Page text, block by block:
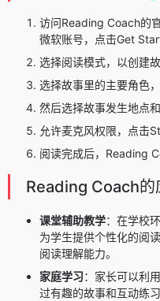
访问Reading Coach的
微软账号，点击Get
选择阅读模式，以创建
选择故事里的主要角色
然后选择故事发生地点
允许麦克风权限，点击
阅读完成后，Reading
Reading Coach的
课堂辅助教学：在学校
为学生提供个性化的阅
阅读理解能力。
家庭学习：家长可以利
过有趣的故事和互动练